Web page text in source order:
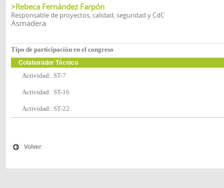
>Rebeca Fernández Farpón
Responsable de proyectos, calidad, seguridad y CdC
Asmadera
Tipo de participación en el congreso
Colaborador Técnico
Actividad: ST-7
Actividad: ST-16
Actividad: ST-22
Volver